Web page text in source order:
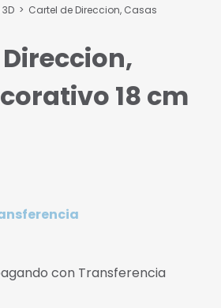
> Cartel de Direccion, Casas
18 cm
con Transferencia